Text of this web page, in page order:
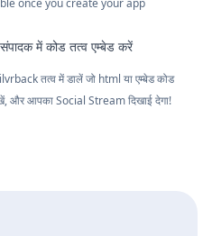
में कोड तत्व एम्बेड करें
तत्व में डालें जो html या एम्बेड कोड
और आपका Social Stream दिखाई देगा!